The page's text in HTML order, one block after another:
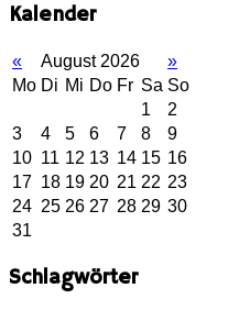
Kalender
« August 2026
»
Mo Di Mi Do Fr Sa So
1
2
3
4 5 6 7 8
9
10 11 12 13 14 15 16
17 18 19 20 21 22 23
24 25 26 27 28 29 30
31
Schlagwörter